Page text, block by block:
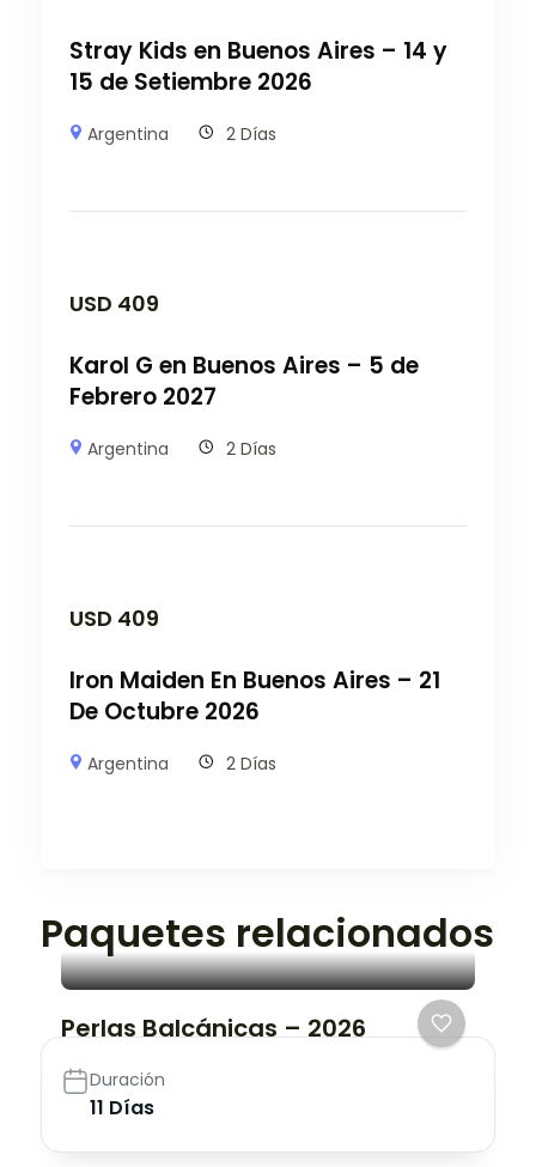
Stray Kids en Buenos Aires – 14 y
15 de Setiembre 2026
Argentina 2 Días
USD 409
Karol G en Buenos Aires – 5 de
Febrero 2027
Argentina 2 Días
USD 409
Iron Maiden En Buenos Aires – 21
De Octubre 2026
Argentina 2 Días
Paquetes relacionados
Perlas Balcánicas – 2026
Duración
11 Días